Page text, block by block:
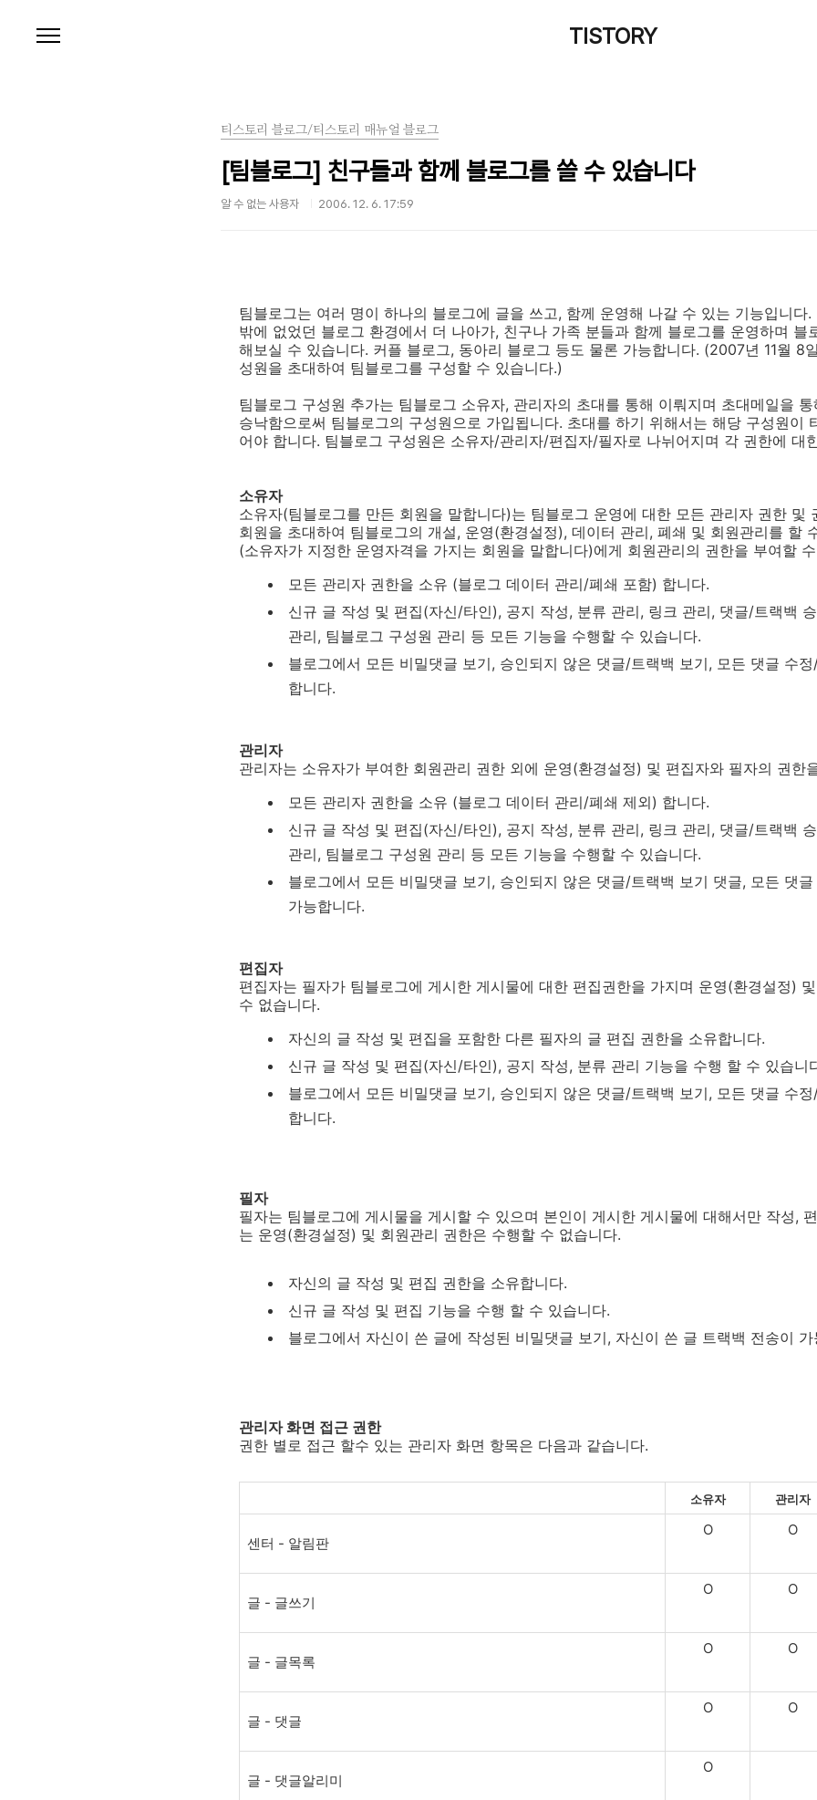
TISTORY
티스토리 블로그/티스토리 매뉴얼 블로그
[팀블로그] 친구들과 함께 블로그를 쓸 수 있습니다
알 수 없는 사용자 2006. 12. 6. 17:59
팀블로그는 여러 명이 하나의 블로그에 글을 쓰고, 함께 운영해 나갈 수 있는 기능입니다
밖에 없었던 블로그 환경에서 더 나아가, 친구나 가족 분들과 함께 블로그를 운영하며 블
해보실 수 있습니다. 커플 블로그, 동아리 블로그 등도 물론 가능합니다. (2007년 11월 8
성원을 초대하여 팀블로그를 구성할 수 있습니다.)
팀블로그 구성원 추가는 팀블로그 소유자, 관리자의 초대를 통해 이뤄지며 초대메일을
승낙함으로써 팀블로그의 구성원으로 가입됩니다. 초대를 하기 위해서는 해당 구성원이
어야 합니다. 팀블로그 구성원은 소유자/관리자/편집자/필자로 나뉘어지며 각 권한에 대
소유자
소유자(팀블로그를 만든 회원을 말합니다)는 팀블로그 운영에 대한 모든 관리자 권한 및
회원을 초대하여 팀블로그의 개설, 운영(환경설정), 데이터 관리, 폐쇄 및 회원관리를 할
(소유자가 지정한 운영자격을 가지는 회원을 말합니다)에게 회원관리의 권한을 부여할
모든 관리자 권한을 소유 (블로그 데이터 관리/폐쇄 포함) 합니다.
신규 글 작성 및 편집(자신/타인), 공지 작성, 분류 관리, 링크 관리, 댓글/트랙백
관리, 팀블로그 구성원 관리 등 모든 기능을 수행할 수 있습니다.
블로그에서 모든 비밀댓글 보기, 승인되지 않은 댓글/트랙백 보기, 모든 댓글 수
합니다.
관리자
관리자는 소유자가 부여한 회원관리 권한 외에 운영(환경설정) 및 편집자와 필자의 권한
모든 관리자 권한을 소유 (블로그 데이터 관리/폐쇄 제외) 합니다.
신규 글 작성 및 편집(자신/타인), 공지 작성, 분류 관리, 링크 관리, 댓글/트랙백
관리, 팀블로그 구성원 관리 등 모든 기능을 수행할 수 있습니다.
블로그에서 모든 비밀댓글 보기, 승인되지 않은 댓글/트랙백 보기 댓글, 모든 댓
가능합니다.
편집자
편집자는 필자가 팀블로그에 게시한 게시물에 대한 편집권한을 가지며 운영(환경설정)
수 없습니다.
자신의 글 작성 및 편집을 포함한 다른 필자의 글 편집 권한을 소유합니다.
신규 글 작성 및 편집(자신/타인), 공지 작성, 분류 관리 기능을 수행 할 수 있습니
블로그에서 모든 비밀댓글 보기, 승인되지 않은 댓글/트랙백 보기, 모든 댓글 수
합니다.
필자
필자는 팀블로그에 게시물을 게시할 수 있으며 본인이 게시한 게시물에 대해서만 작성,
는 운영(환경설정) 및 회원관리 권한은 수행할 수 없습니다.
자신의 글 작성 및 편집 권한을 소유합니다.
신규 글 작성 및 편집 기능을 수행 할 수 있습니다.
블로그에서 자신이 쓴 글에 작성된 비밀댓글 보기, 자신이 쓴 글 트랙백 전송이 가
관리자 화면 접근 권한
권한 별로 접근 할수 있는 관리자 화면 항목은 다음과 같습니다.
소유자 관리자
센터 - 알림판
O O
글 - 글쓰기
O O
글 - 글목록
O O
글 - 댓글
O O
글 - 댓글알리미
O